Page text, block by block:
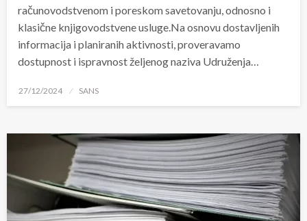
računovodstvenom i poreskom savetovanju, odnosno i
klasične knjigovodstvene usluge.Na osnovu dostavljenih
informacija i planiranih aktivnosti, proveravamo
dostupnost i ispravnost željenog naziva Udruženja…
Posted
27/12/2024 SANS